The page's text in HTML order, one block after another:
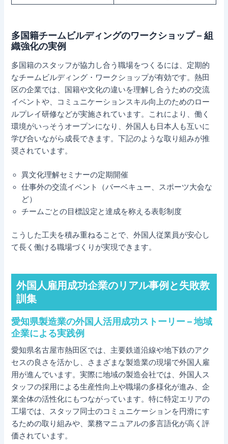
多国籍チームビルディングのワークショップ – 組
織強化の実例
多国籍のスタッフが協力し合う職場をつくるには、定期的
なチームビルディング・ワークショップが有効です。熱田
区の企業では、国籍や文化の違いを理解し合うための交流
イベントや、コミュニケーションスキル向上のためのロー
ルプレイ研修などが実施されています。これにより、働く
環境がいっそうオープンになり、外国人も日本人も互いに
学び合いながら成長できます。下記のような取り組みが推
奨されています。
異文化理解セミナーの定期開催
仕事外の交流イベント（バーベキュー、スポーツ大会な
ど）
チームごとの目標設定と達成を称える表彰制度
こうした工夫を積み重ねることで、外国人従業員が安心し
て長く働ける職場づくりが実現できます。
外国人雇用成功企業のリアル事例と失敗教
訓集
愛知県製造業の外国人活用成功ストーリー – 地域
企業による実践例
愛知県名古屋市熱田区では、主要鉄道沿線や地下鉄のアク
セスの良さを活かし、さまざまな製造業の現場で外国人雇
用が進んでいます。実際に地域の製造会社では、外国人ス
タッフの採用による生産性向上や職場の多様化が進み、企
業全体の活性化にもつながっています。特に特定エリアの
工場では、スタッフ同士のコミュニケーションを円滑にす
るための取り組みや、業務マニュアルの多言語化が高く評
価されています。